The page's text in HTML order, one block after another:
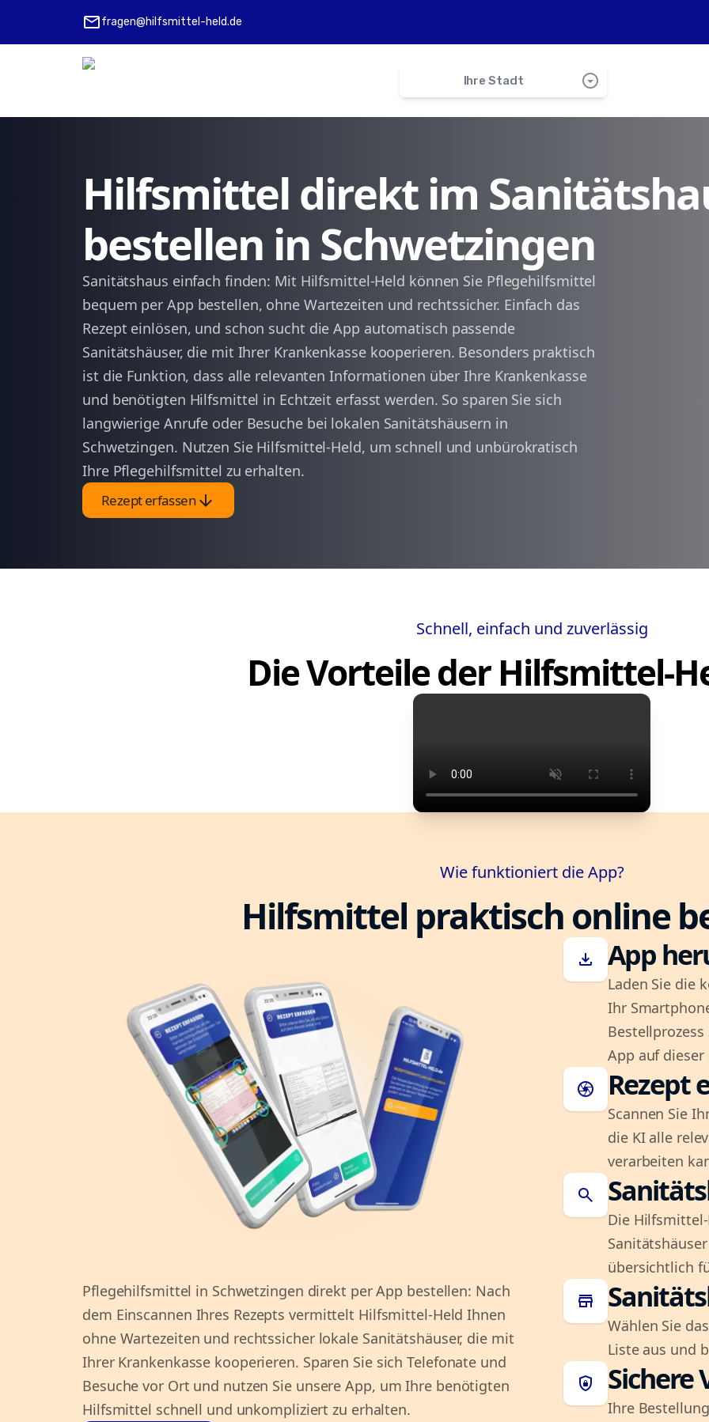
mailfragen@hilfsmittel-held.de
Ihre Stadt arrow_drop_down_circle
Plankstadt
Ketsch
Eppelheim
arrow_back 1 arrow_forward
Hilfsmittel direkt im
bestellen in Schwetzingen
Sanitätshaus einfach finden: Mit Hilfsmittel-Held können Sie Pflegehilfsmittel
bequem per App bestellen, ohne Wartezeiten und rechtssicher. Einfach das
Rezept einlösen, und schon sucht die App automatisch passende
Sanitätshäuser, die mit Ihrer Krankenkasse kooperieren. Besonders praktisch
ist die Funktion, dass alle relevanten Informationen über Ihre Krankenkasse
und benötigten Hilfsmittel in Echtzeit erfasst werden. So sparen Sie sich
langwierige Anrufe oder Besuche bei lokalen Sanitätshäusern in
Schwetzingen. Nutzen Sie Hilfsmittel-Held, um schnell und unbürokratisch
Ihre Pflegehilfsmittel zu erhalten.
Rezept erfassenarrow_downward
Schnell, einfach und zuverlässig
Die Vorteile der Hilfsmittel-
Wie funktioniert die App?
Hilfsmittel praktisch online
Pflegehilfsmittel in Schwetzingen direkt per App bestellen: Nach
dem Einscannen Ihres Rezepts vermittelt Hilfsmittel-Held Ihnen
ohne Wartezeiten und rechtssicher lokale Sanitätshäuser, die mit
Ihrer Krankenkasse kooperieren. Sparen Sie sich Telefonate und
Besuche vor Ort und nutzen Sie unsere App, um Ihre benötigten
Hilfsmittel schnell und unkompliziert zu erhalten.
download App
Laden Sie die
Ihr
App auf dieser
camera Rezept
Scannen Sie
die KI alle
verarbeiten
search
Die
übersichtlich
store
Wählen Sie
Liste aus und
shield_lock Sichere
Ihre